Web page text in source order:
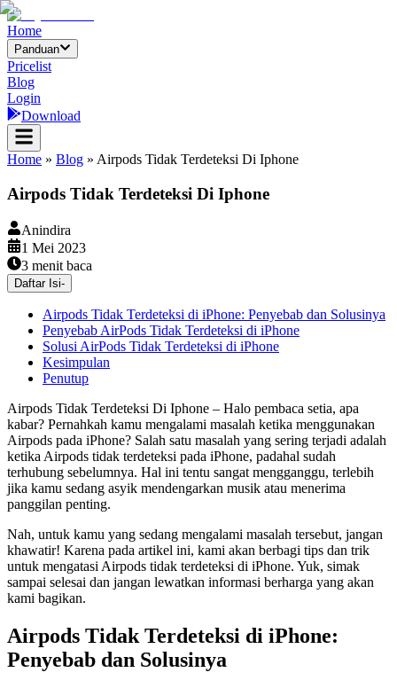
Home
Panduan
Pricelist
Blog
Login
Download
Home » Blog » Airpods Tidak Terdeteksi Di Iphone
Airpods Tidak Terdeteksi Di Iphone
Anindira
1 Mei 2023
3 menit baca
Daftar Isi-
Airpods Tidak Terdeteksi di iPhone: Penyebab dan Solusinya
Penyebab AirPods Tidak Terdeteksi di iPhone
Solusi AirPods Tidak Terdeteksi di iPhone
Kesimpulan
Penutup
Airpods Tidak Terdeteksi Di Iphone – Halo pembaca setia, apa
kabar? Pernahkah kamu mengalami masalah ketika menggunakan
Airpods pada iPhone? Salah satu masalah yang sering terjadi adalah
ketika Airpods tidak terdeteksi pada iPhone, padahal sudah
terhubung sebelumnya. Hal ini tentu sangat mengganggu, terlebih
jika kamu sedang asyik mendengarkan musik atau menerima
panggilan penting.
Nah, untuk kamu yang sedang mengalami masalah tersebut, jangan
khawatir! Karena pada artikel ini, kami akan berbagi tips dan trik
untuk mengatasi Airpods tidak terdeteksi di iPhone. Yuk, simak
sampai selesai dan jangan lewatkan informasi berharga yang akan
kami bagikan.
Airpods Tidak Terdeteksi di iPhone:
Penyebab dan Solusinya